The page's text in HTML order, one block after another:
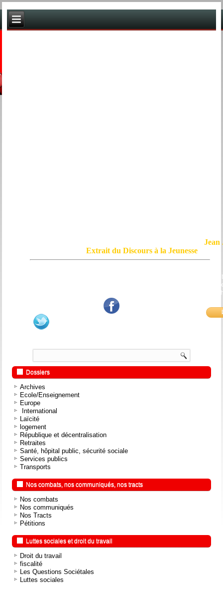
Jean
Extrait du Discours à la Jeunesse
mensonge triomphant qui passe, et de ne pas faire écho, de notre
bouche et de nos mains aux applaudissements imbéciles et aux
Dossiers
Archives
Ecole/Enseignement
Europe
International
Laïcité
logement
République et décentralisation
Retraites
Santé, hôpital public, sécurité sociale
Services publics
Transports
Nos combats, nos communiqués, nos tracts
Nos combats
Nos communiqués
Nos Tracts
Pétitions
Luttes sociales et droit du travail
Droit du travail
fiscalité
Les Questions Sociétales
Luttes sociales